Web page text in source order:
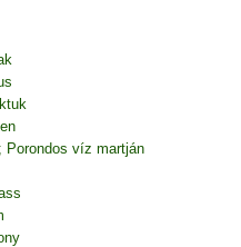
Porondos víz martján